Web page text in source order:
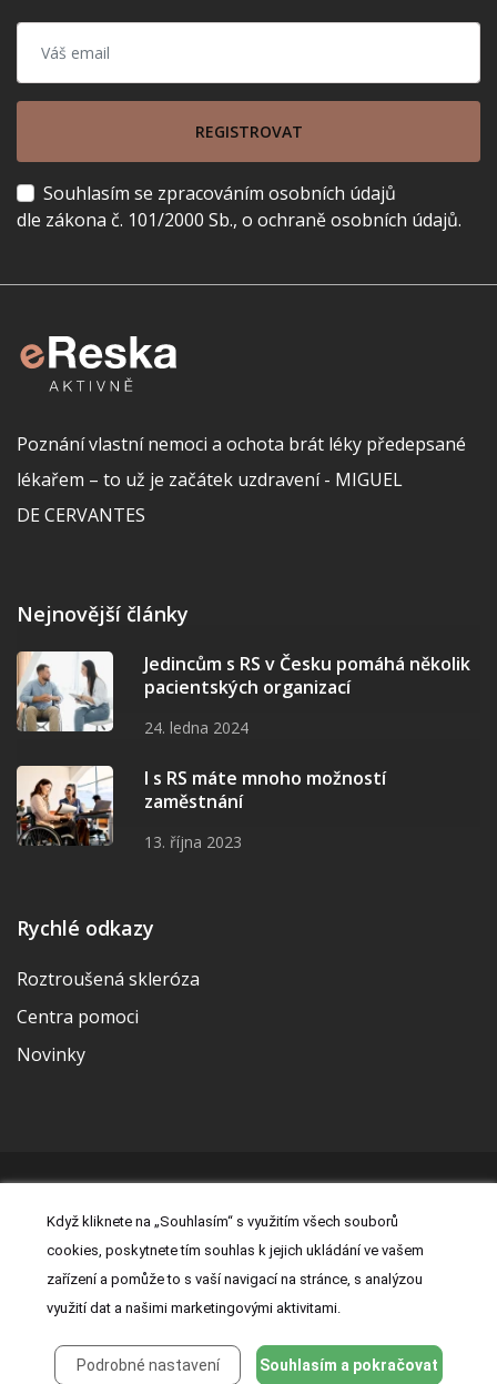
REGISTROVAT
Souhlasím se zpracováním osobních údajů
dle zákona č. 101/2000 Sb., o ochraně osobních údajů.
Poznání vlastní nemoci a ochota brát léky předepsané
lékařem – to už je začátek uzdravení - MIGUEL
DE CERVANTES
Nejnovější články
Jedincům s RS v Česku pomáhá několik
pacientských organizací
24. ledna 2024
I s RS máte mnoho možností
zaměstnání
13. října 2023
Rychlé odkazy
Roztroušená skleróza
Centra pomoci
Novinky
Právní prohlášení|Prohlášení o cookies|Nastavení cookies
Kontakt|Zásady zpracování osobních údajů
Když kliknete na „Souhlasím“ s využitím všech souborů
cookies, poskytnete tím souhlas k jejich ukládání ve vašem
zařízení a pomůže to s vaší navigací na stránce, s analýzou
využití dat a našimi marketingovými aktivitami.
Podrobné nastavení Souhlasím a pokračovat